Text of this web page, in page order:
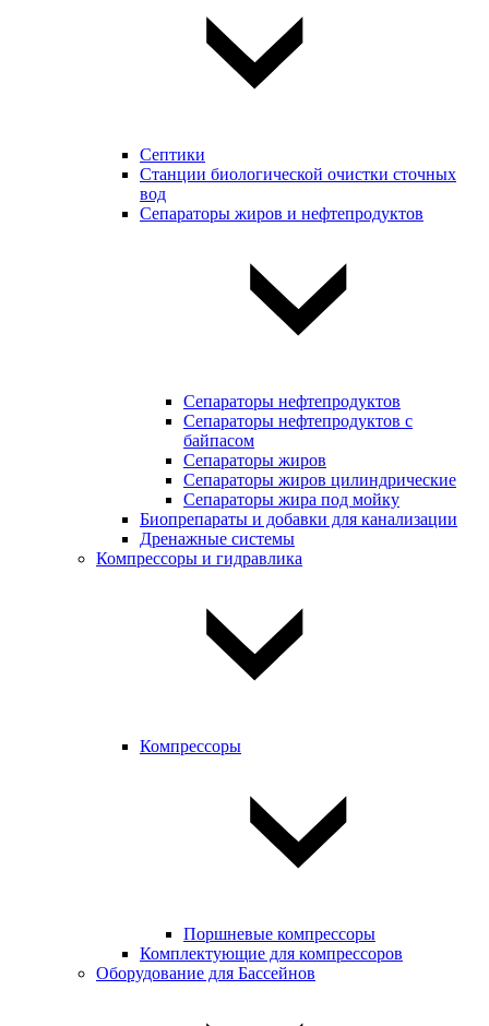
Септики
Станции биологической очистки сточных
вод
Сепараторы жиров и нефтепродуктов
Сепараторы нефтепродуктов
Сепараторы нефтепродуктов с
байпасом
Сепараторы жиров
Сепараторы жиров цилиндрические
Сепараторы жира под мойку
Биопрепараты и добавки для канализации
Дренажные системы
Компрессоры и гидравлика
Компрессоры
Поршневые компрессоры
Комплектующие для компрессоров
Оборудование для Бассейнов